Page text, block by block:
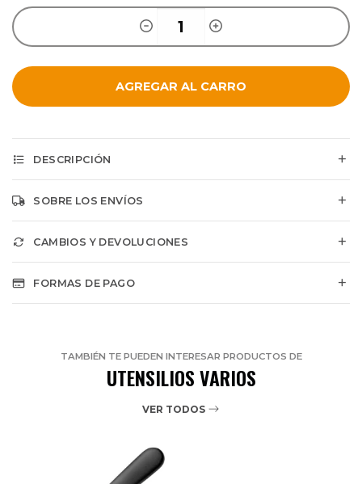
AGREGAR AL CARRO
DESCRIPCIÓN
SOBRE LOS ENVÍOS
CAMBIOS Y DEVOLUCIONES
FORMAS DE PAGO
TAMBIÉN TE PUEDEN INTERESAR PRODUCTOS DE
UTENSILIOS VARIOS
VER TODOS